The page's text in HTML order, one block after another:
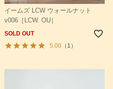
イームズ LCW ウォールナット
v006［LCW. OU］
SOLD OUT
5.00（1）